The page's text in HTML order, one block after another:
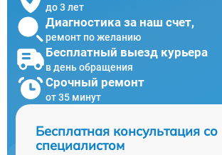
до 3 лет
Диагностика за наш счет,
ремонт по желанию
Бесплатный выезд курьера
в день обращения
Срочный ремонт
от 35 минут
Бесплатная консультация со
специалистом